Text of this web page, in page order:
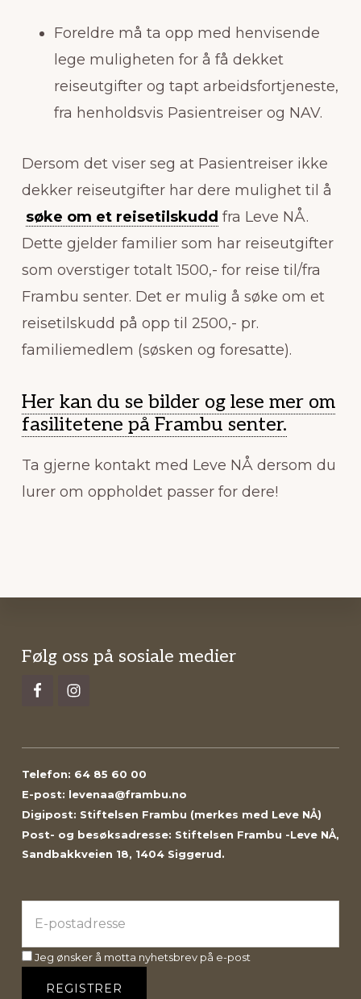
Foreldre må ta opp med henvisende
lege muligheten for å få dekket
reiseutgifter og tapt arbeidsfortjeneste,
fra henholdsvis Pasientreiser og NAV.
Dersom det viser seg at Pasientreiser ikke
dekker reiseutgifter har dere mulighet til å
søke om et reisetilskudd fra Leve NÅ.
Dette gjelder familier som har reiseutgifter
som overstiger totalt 1500,- for reise til/fra
Frambu senter. Det er mulig å søke om et
reisetilskudd på opp til 2500,- pr.
familiemedlem (søsken og foresatte).
Her kan du se bilder og lese mer om
fasilitetene på Frambu senter.
Ta gjerne kontakt med Leve NÅ dersom du
lurer om oppholdet passer for dere!
Footer
Følg oss på sosiale medier
Telefon: 64 85 60 00
E-post: levenaa@frambu.no
Digipost: Stiftelsen Frambu (merkes med Leve NÅ)
Post- og besøksadresse: Stiftelsen Frambu -Leve NÅ,
Sandbakkveien 18, 1404 Siggerud.
Jeg ønsker å motta nyhetsbrev på e-post